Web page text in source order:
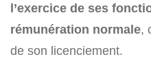
l’exercice de ses
rémunération normale,
de son licenciement.